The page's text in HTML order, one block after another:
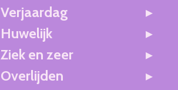
Verjaardag
Huwelijk
Ziek en zeer
Overlijden